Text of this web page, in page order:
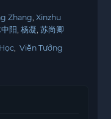
Zhang Xinzhu
阳 杨凝 苏尚卿
Viễn Tưởng